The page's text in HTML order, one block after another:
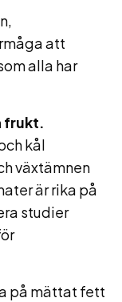
att
alla har
frukt.
kål
växtämnen
är rika på
studier
på mättat fett